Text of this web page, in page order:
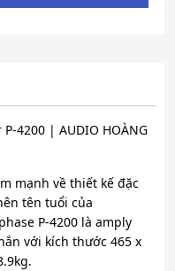
4200 | AUDIO HOÀNG
mạnh về thiết kế đặc
tên tuổi của
P-4200 là amply
với kích thước 465 x